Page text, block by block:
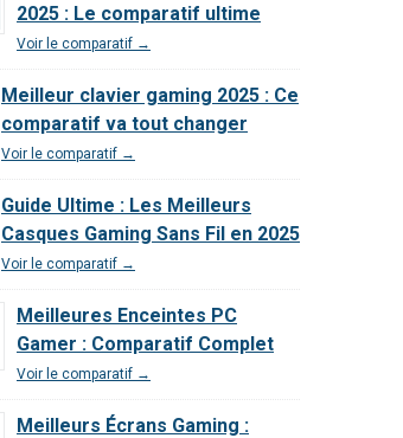
2025 : Le comparatif ultime
Voir le comparatif →
Meilleur clavier gaming 2025 : Ce
comparatif va tout changer
Voir le comparatif →
Guide Ultime : Les Meilleurs
Casques Gaming Sans Fil en 2025
Voir le comparatif →
Meilleures Enceintes PC
Gamer : Comparatif Complet
Voir le comparatif →
Meilleurs Écrans Gaming :